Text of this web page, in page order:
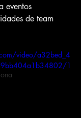
eventos
de team
video/a32bed_4
1